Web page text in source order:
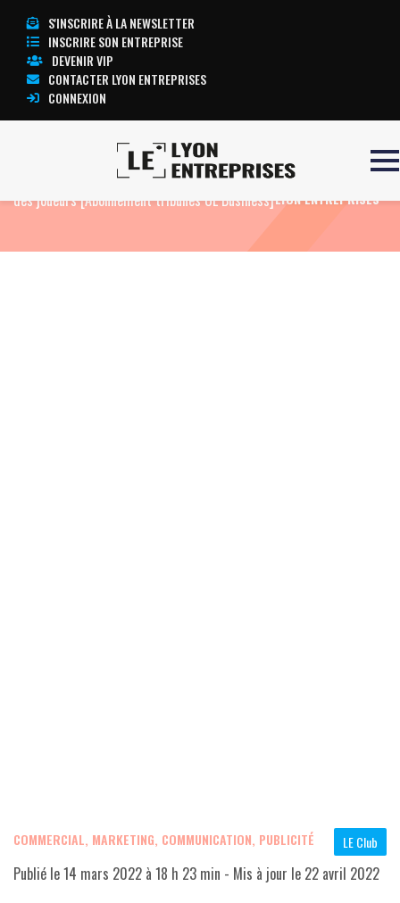
S'INSCRIRE À LA NEWSLETTER
INSCRIRE SON ENTREPRISE
DEVENIR VIP
CONTACTER LYON ENTREPRISES
CONNEXION
JMC Group vit le match au plus près
des joueurs [Abonnement tribunes OL Business]
TOUTE L’ACTUALITÉ
LYON ENTREPRISES
LE Club
COMMERCIAL, MARKETING, COMMUNICATION, PUBLICITÉ
Publié le14 mars 2022 à 18 h 23 min - Mis à jour le 22 avril 2022